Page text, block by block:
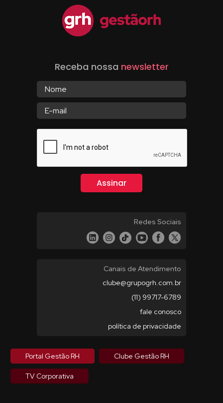
Receba nossa newsletter
Redes Sociais
Canais de Atendimento
clube@grupogrh.com.br
(11) 99717-6789
fale conosco
política de privacidade
Portal Gestão RH Clube Gestão RH
TV Corporativa